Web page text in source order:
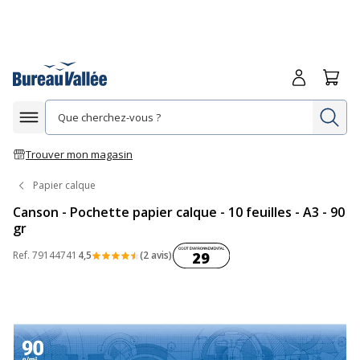
Afficher la navigation
Trouver mon magasin
Me
Papier calque
Canson - Pochette papier calque - 10 feuilles - A3 - 90
gr
Ref. 79144741 4,5 (2 avis)Coût environnemental :
29